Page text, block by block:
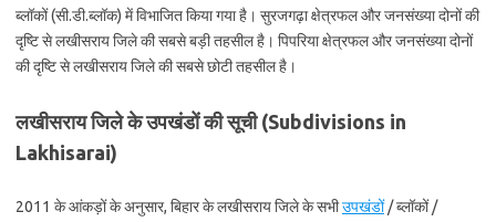
ब्लॉकों (सी.डी.ब्लॉक) में विभाजित किया गया है। सुरजगढ़ा क्षेत्रफल और जनसंख्या दोनों की
दृष्टि से लखीसराय जिले की सबसे बड़ी तहसील है। पिपरिया क्षेत्रफल और जनसंख्या दोनों
की दृष्टि से लखीसराय जिले की सबसे छोटी तहसील है।
लखीसराय जिले के उपखंडों की सूची (Subdivisions in
Lakhisarai)
2011 के आंकड़ों के अनुसार, बिहार के लखीसराय जिले के सभीउपखंडों/ ब्लॉकों /